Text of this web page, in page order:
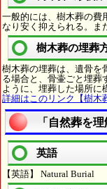
一般的には、樹木葬の費
なり安く抑えられる。ま
樹木葬の埋葬
樹木葬の埋葬は、遺骨を
る場合と、骨壷ごと埋葬
ように、埋葬した場所に
詳細はこのリンク【樹木
「自然葬を
英語
【英語】 Natural Burial